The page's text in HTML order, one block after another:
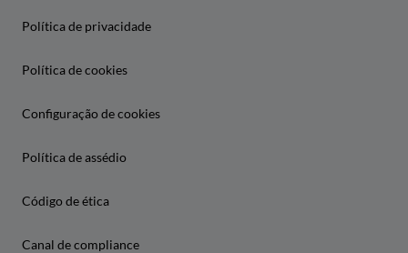
Política de privacidade
Política de cookies
Configuração de cookies
Política de assédio
Código de ética
Canal de compliance